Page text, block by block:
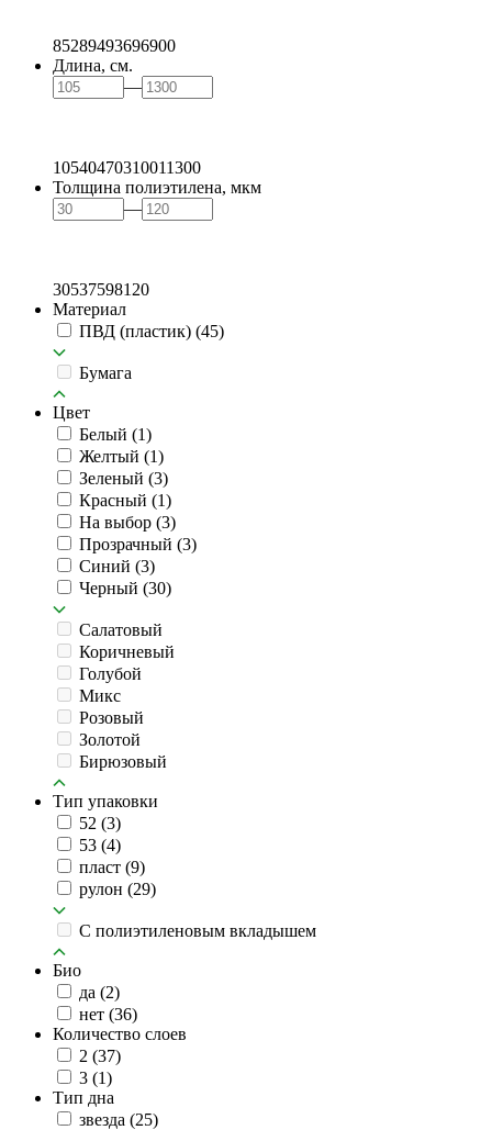
85289493696900
Длина, см.
—
10540470310011300
Толщина полиэтилена, мкм
—
30537598120
Материал
ПВД (пластик) (45)
Бумага
Цвет
Белый (1)
Желтый (1)
Зеленый (3)
Красный (1)
На выбор (3)
Прозрачный (3)
Синий (3)
Черный (30)
Салатовый
Коричневый
Голубой
Микс
Розовый
Золотой
Бирюзовый
Тип упаковки
52 (3)
53 (4)
пласт (9)
рулон (29)
C полиэтиленовым вкладышем
Био
да (2)
нет (36)
Количество слоев
2 (37)
3 (1)
Тип дна
звезда (25)